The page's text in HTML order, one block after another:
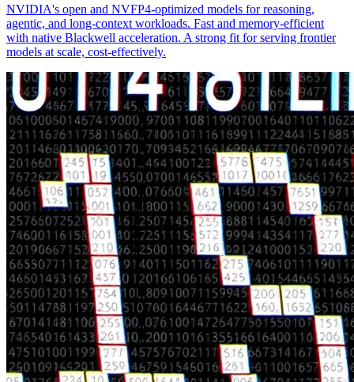
NVIDIA's open and NVFP4-optimized models for reasoning,
agentic, and long-context workloads. Fast and memory-efficient
with native Blackwell acceleration. A strong fit for serving frontier
models at scale, cost-effectively.